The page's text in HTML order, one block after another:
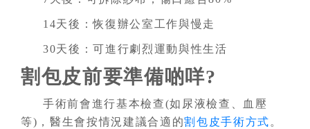
14天後：恢復辦公室工作與慢走
30天後：可進行劇烈運動與性生活
割包皮前要準備啲咩?
手術前會進行基本檢查(如尿液檢查、血壓
等)，醫生會按情況建議合適的割包皮手術方式 。